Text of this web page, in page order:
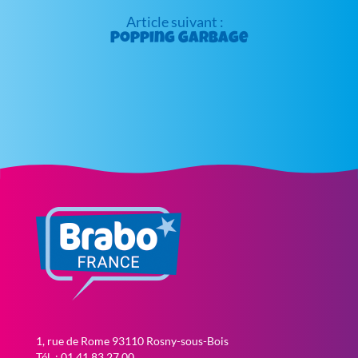
Popping Garbage
1, rue de Rome 93110 Rosny-sous-Bois